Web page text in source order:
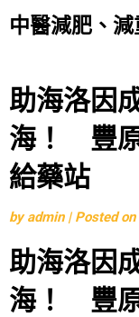
中醫減肥、
Skip
to
content
助海洛因
海！ 豐原
給藥站
byadmin | Posted on
助海洛因
海！ 豐原